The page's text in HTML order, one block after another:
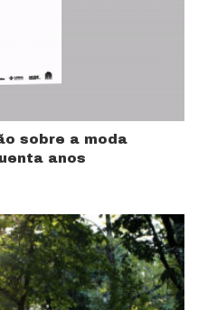
sobre a moda
anos